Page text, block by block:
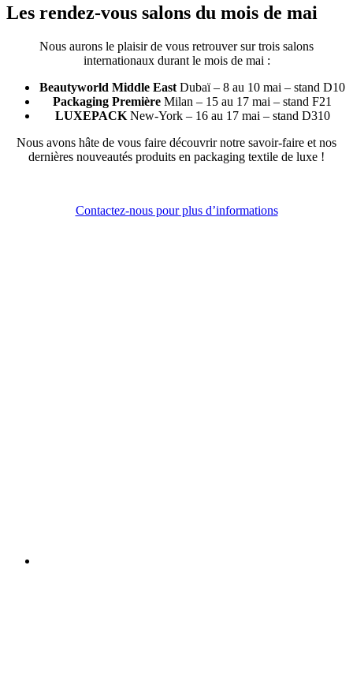
Les rendez-vous salons du mois de mai
Nous aurons le plaisir de vous retrouver sur trois salons
internationaux durant le mois de mai :
Beautyworld Middle East Dubaï – 8 au 10 mai – stand D10
Packaging Première Milan – 15 au 17 mai – stand F21
LUXEPACK New-York – 16 au 17 mai – stand D310
Nous avons hâte de vous faire découvrir notre savoir-faire et nos
dernières nouveautés produits en packaging textile de luxe !
Contactez-nous pour plus d’informations